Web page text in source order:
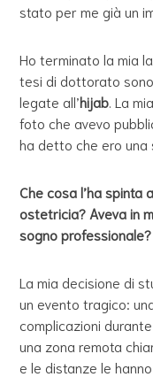
stato per me già un
Ho terminato la mia
tesi di dottorato
legate all’hijab . La
foto che avevo
ha detto che ero una
Che cosa l’ha spinta
ostetricia? Aveva in
sogno professionale?
La mia decisione di
un evento tragico:
complicazioni
una zona remota
e le distanze le